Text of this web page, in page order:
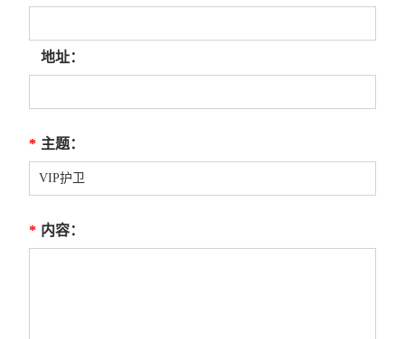
地址：
* 主题：
* 内容：